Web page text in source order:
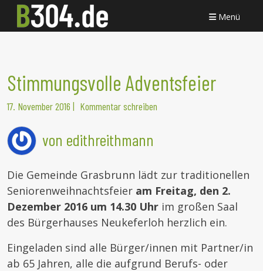
Menü
Stimmungsvolle Adventsfeier
17. November 2016 | Kommentar schreiben
von edithreithmann
Die Gemeinde Grasbrunn lädt zur traditionellen
Seniorenweihnachtsfeier am Freitag, den 2.
Dezember 2016 um 14.30 Uhr im großen Saal
des Bürgerhauses Neukeferloh herzlich ein.
Eingeladen sind alle Bürger/innen mit Partner/in
ab 65 Jahren, alle die aufgrund Berufs- oder